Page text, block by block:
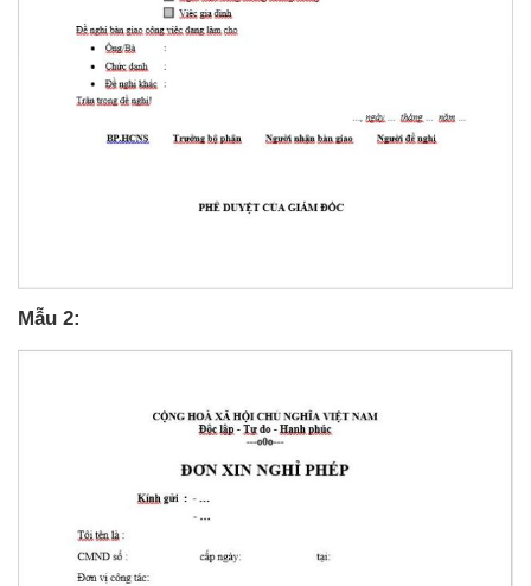
Mẫu 2: